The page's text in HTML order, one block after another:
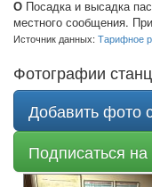
О Посадка и высадка
местного сообщения.
Источник данных: Тарифное
Фотографии
Добавить фото
Подписаться